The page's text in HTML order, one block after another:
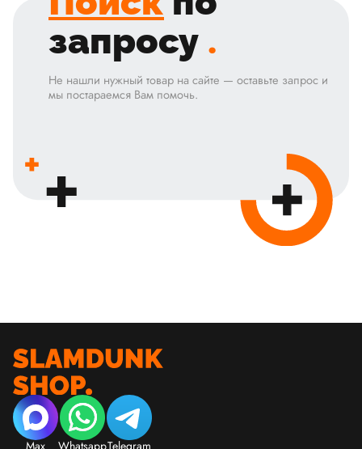
запросу .
Не нашли нужный товар на сайте — оставьте запрос и
мы постараемся Вам помочь.
Max WhatsappTelegram